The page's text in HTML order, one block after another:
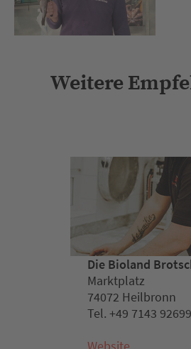
Weitere
Die Bioland
Marktplatz
74072 Heilbronn
Tel. +49 7143 92699
Website